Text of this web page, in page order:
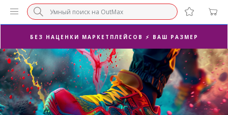
СУПЕРАКЦИЯ 🔥 2-Я ПАРА -50%
БЕЗ НАЦЕНКИ МАРКЕТПЛЕЙСОВ ⚡ ВАШ РАЗМЕР
3-Я ПАРА В ПОДАРОК 🎁
ПОСЛЕДНИЕ РАЗМЕРЫ ОТ 1500₽⚡️
СУПЕРАКЦИЯ 🔥 2-Я ПАРА -50%